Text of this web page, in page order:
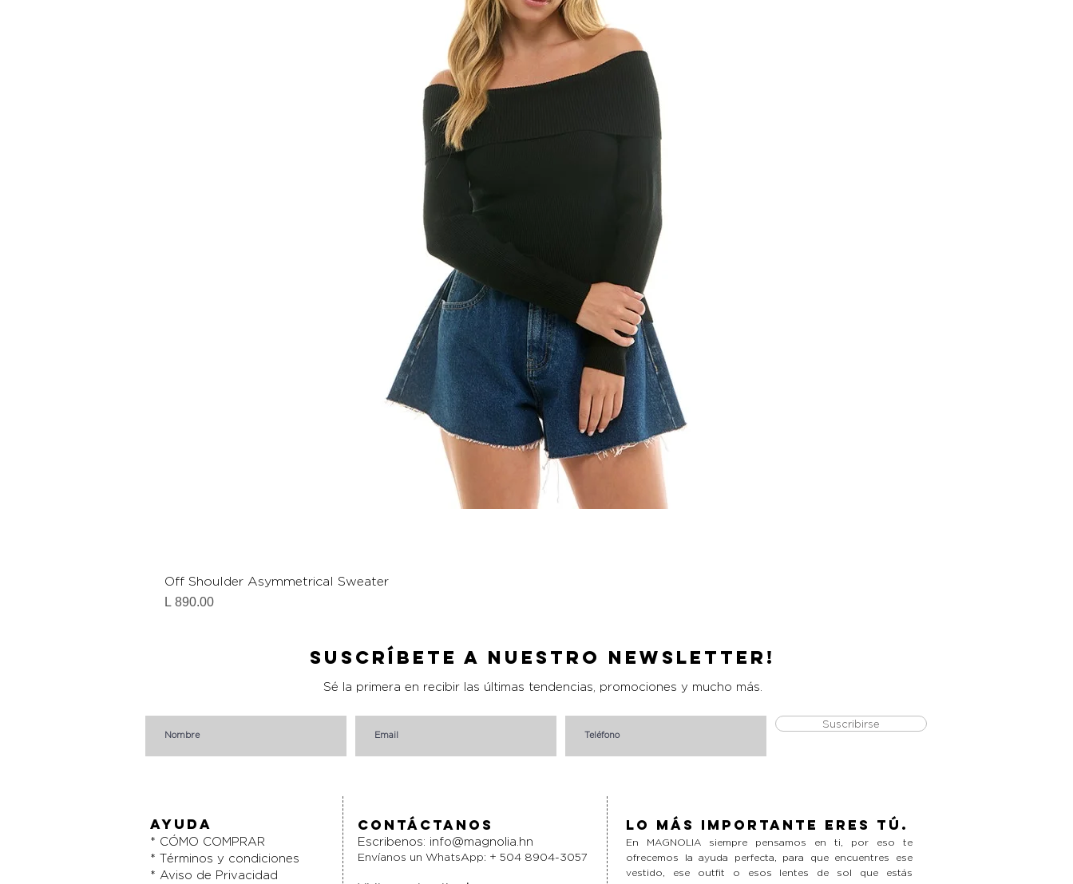
Off Shoulder Asymmetrical Sweater
Precio
L 890.00
Suscríbete a nuestro Newsletter!
Sé la primera en recibir las últimas tendencias, promociones y mucho más.
Suscribirse
AYUDA
* CÓMO COMPRAR
* Términos y condiciones
* Aviso de Privacidad
Contáctanos
Escribenos: info@magnolia.hn
Envíanos un WhatsApp: + 504 8904-3057
Lo más importante eres tú.
En MAGNOLIA siempre pensamos en ti, por eso te
ofrecemos la ayuda perfecta, para que encuentres ese
vestido, ese outfit o esos lentes de sol que estás